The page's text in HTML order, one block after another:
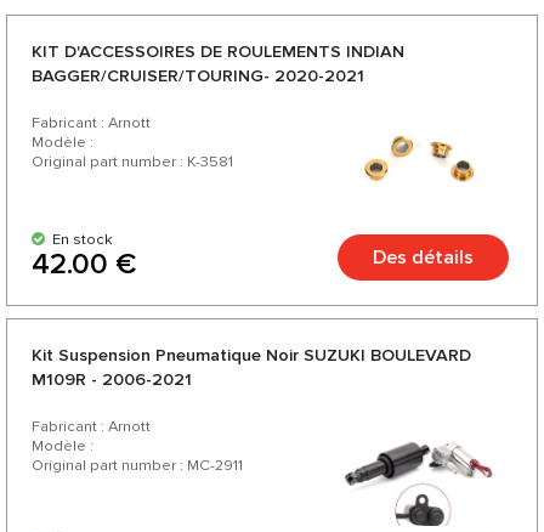
KIT D'ACCESSOIRES DE ROULEMENTS INDIAN
BAGGER/CRUISER/TOURING- 2020-2021
Fabricant : Arnott
Modèle :
Original part number : K-3581
En stock
42.00 € Des détails
Kit Suspension Pneumatique Noir SUZUKI BOULEVARD
M109R - 2006-2021
Fabricant : Arnott
Modèle :
Original part number : MC-2911